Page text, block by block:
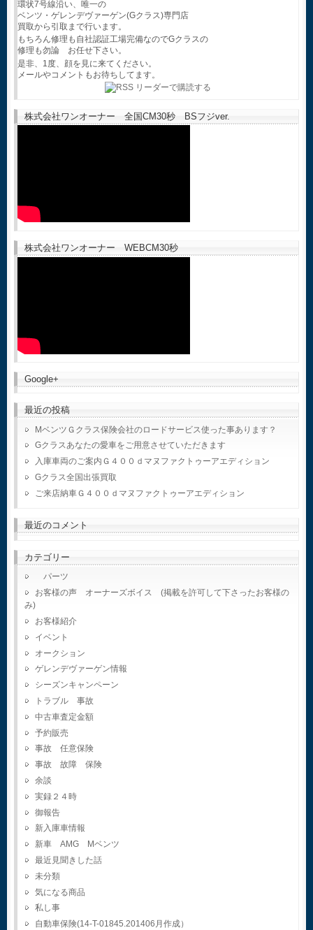
環状7号線沿い、唯一の
ベンツ・ゲレンデヴァーゲン(Gクラス)専門店
買取から引取まで行います。
もちろん修理も自社認証工場完備なのでGクラスの
修理も勿論 お任せ下さい。
是非、1度、顔を見に来てください。
メールやコメントもお待ちしてます。
株式会社ワンオーナー 全国CM30秒 BSフジver.
株式会社ワンオーナー WEBCM30秒
Google+
最近の投稿
MベンツＧクラス保険会社のロードサービス使った事あります？
Gクラスあなたの愛車をご用意させていただきます
入庫車両のご案内Ｇ４００ｄマヌファクトゥーアエディション
Gクラス全国出張買取
ご来店納車Ｇ４００ｄマヌファクトゥーアエディション
最近のコメント
カテゴリー
パーツ
お客様の声 オーナーズボイス (掲載を許可して下さったお客様の
み)
お客様紹介
イベント
オークション
ゲレンデヴァーゲン情報
シーズンキャンペーン
トラブル 事故
中古車査定金額
予約販売
事故 任意保険
事故 故障 保険
余談
実録２４時
御報告
新入庫車情報
新車 AMG Mベンツ
最近見聞きした話
未分類
気になる商品
私し事
自動車保険(14-T-01845.201406月作成）